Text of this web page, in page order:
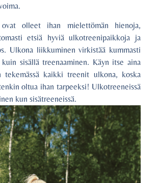
olleet ihan mielettömän hienoja,
etsiä hyviä ulkotreenipaikkoja ja
Ulkona liikkuminen virkistää kummasti
sisällä treenaaminen. Käyn itse aina
tekemässä kaikki treenit ulkona, koska
oltua ihan tarpeeksi! Ulkotreeneissä
kun sisätreeneissä.